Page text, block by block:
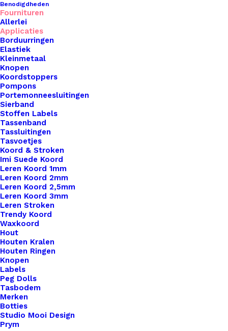
Benodigdheden
Fournituren
Allerlei
Applicaties
Borduurringen
Elastiek
Kleinmetaal
Knopen
Koordstoppers
Pompons
Portemonneesluitingen
Sierband
Stoffen Labels
Tassenband
Tassluitingen
Tasvoetjes
Koord & Stroken
Imi Suede Koord
Leren Koord 1mm
Leren Koord 2mm
Leren Koord 2,5mm
Leren Koord 3mm
Leren Stroken
Trendy Koord
Waxkoord
Hout
Houten Kralen
Houten Ringen
Knopen
Labels
Peg Dolls
Tasbodem
Merken
Botties
Studio Mooi Design
Prym
€0,40